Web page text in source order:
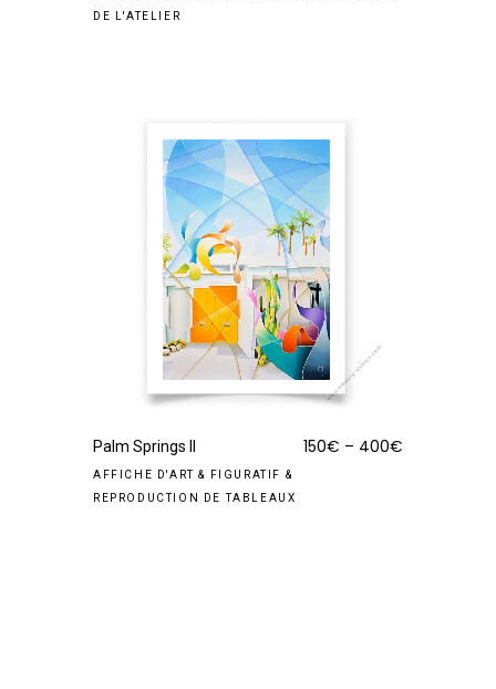
DE L'ATELIER
Palm Springs II 150€ – 400€
AFFICHE D'ART & FIGURATIF &
REPRODUCTION DE TABLEAUX